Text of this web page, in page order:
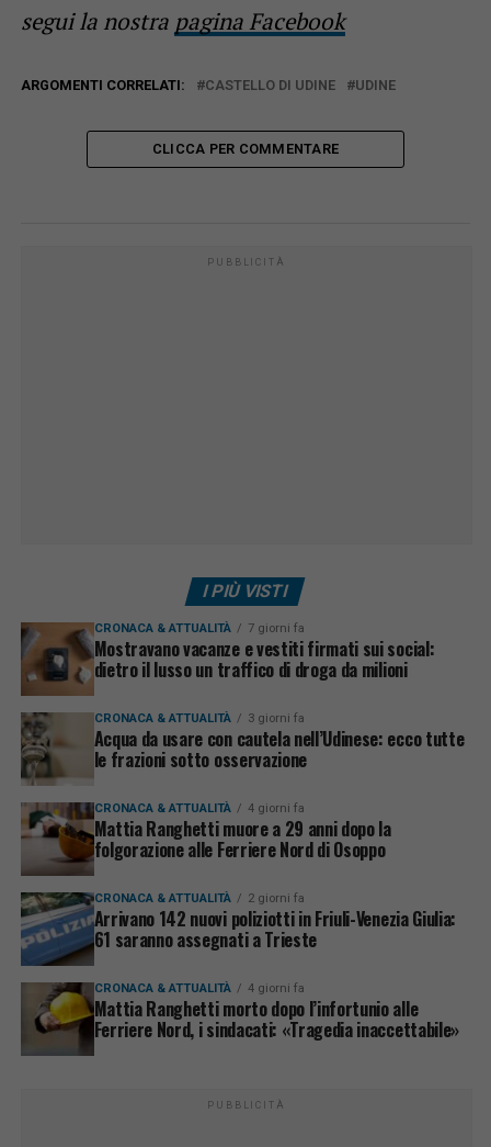
segui la nostra pagina Facebook
ARGOMENTI CORRELATI: CASTELLO DI UDINE UDINE
CLICCA PER COMMENTARE
PUBBLICITÀ
I PIÙ VISTI
CRONACA & ATTUALITÀ 7 giorni fa
Mostravano vacanze e vestiti firmati sui social:
dietro il lusso un traffico di droga da milioni
CRONACA & ATTUALITÀ 3 giorni fa
Acqua da usare con cautela nell’Udinese: ecco tutte
le frazioni sotto osservazione
CRONACA & ATTUALITÀ 4 giorni fa
Mattia Ranghetti muore a 29 anni dopo la
folgorazione alle Ferriere Nord di Osoppo
CRONACA & ATTUALITÀ 2 giorni fa
Arrivano 142 nuovi poliziotti in Friuli-Venezia Giulia:
61 saranno assegnati a Trieste
CRONACA & ATTUALITÀ 4 giorni fa
Mattia Ranghetti morto dopo l’infortunio alle
Ferriere Nord, i sindacati: «Tragedia inaccettabile»
PUBBLICITÀ